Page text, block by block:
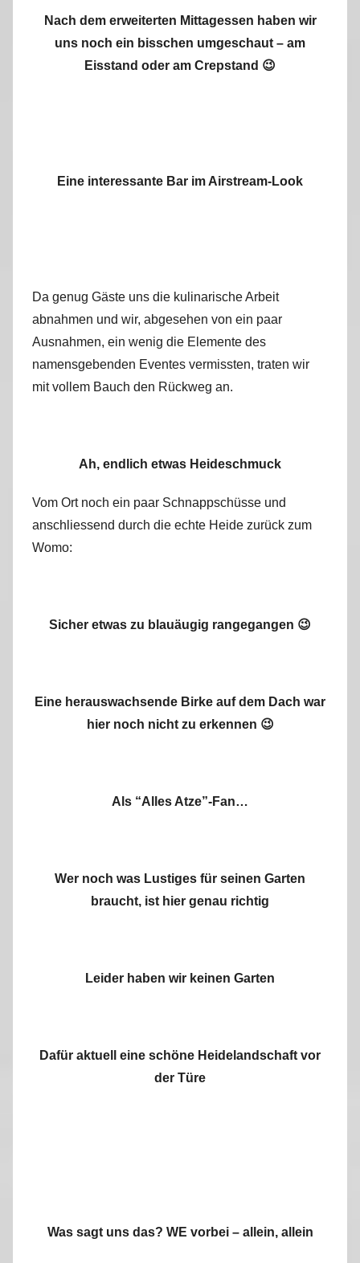
Nach dem erweiterten Mittagessen haben wir
uns noch ein bisschen umgeschaut – am
Eisstand oder am Crepstand 😉
Eine interessante Bar im Airstream-Look
Da genug Gäste uns die kulinarische Arbeit
abnahmen und wir, abgesehen von ein paar
Ausnahmen, ein wenig die Elemente des
namensgebenden Eventes vermissten, traten wir
mit vollem Bauch den Rückweg an.
Ah, endlich etwas Heideschmuck
Vom Ort noch ein paar Schnappschüsse und
anschliessend durch die echte Heide zurück zum
Womo:
Sicher etwas zu blauäugig rangegangen 😉
Eine herauswachsende Birke auf dem Dach war
hier noch nicht zu erkennen 😉
Als “Alles Atze”-Fan…
Wer noch was Lustiges für seinen Garten
braucht, ist hier genau richtig
Leider haben wir keinen Garten
Dafür aktuell eine schöne Heidelandschaft vor
der Türe
Was sagt uns das? WE vorbei – allein, allein